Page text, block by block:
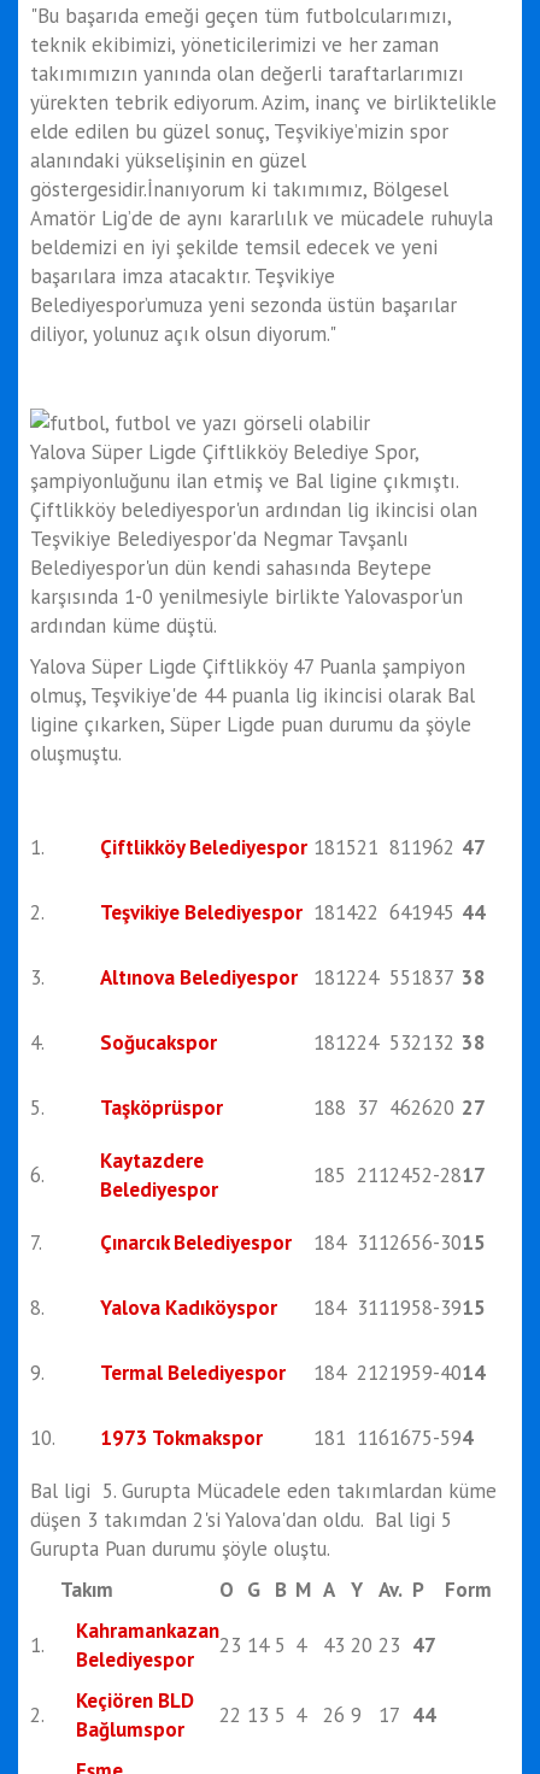
"Bu başarıda emeği geçen tüm futbolcularımızı,
teknik ekibimizi, yöneticilerimizi ve her zaman
takımımızın yanında olan değerli taraftarlarımızı
yürekten tebrik ediyorum. Azim, inanç ve birliktelikle
elde edilen bu güzel sonuç, Teşvikiye’mizin spor
alanındaki yükselişinin en güzel
göstergesidir.İnanıyorum ki takımımız, Bölgesel
Amatör Lig’de de aynı kararlılık ve mücadele ruhuyla
beldemizi en iyi şekilde temsil edecek ve yeni
başarılara imza atacaktır. Teşvikiye
Belediyespor’umuza yeni sezonda üstün başarılar
diliyor, yolunuz açık olsun diyorum."
Yalova Süper Ligde Çiftlikköy Belediye Spor,
şampiyonluğunu ilan etmiş ve Bal ligine çıkmıştı.
Çiftlikköy belediyespor'un ardından lig ikincisi olan
Teşvikiye Belediyespor'da Negmar Tavşanlı
Belediyespor'un dün kendi sahasında Beytepe
karşısında 1-0 yenilmesiyle birlikte Yalovaspor'un
ardından küme düştü.
Yalova Süper Ligde Çiftlikköy 47 Puanla şampiyon
olmuş, Teşvikiye'de 44 puanla lig ikincisi olarak Bal
ligine çıkarken, Süper Ligde puan durumu da şöyle
oluşmuştu.
1. Çiftlikköy Belediyespor 181521 811962 47
2. Teşvikiye Belediyespor 181422 641945 44
3. Altınova Belediyespor 181224 551837 38
4. Soğucakspor 181224 532132 38
5. Taşköprüspor 188 37 462620 27
6.
Kaytazdere
Belediyespor
185 2112452-2817
7. Çınarcık Belediyespor 184 3112656-3015
8. Yalova Kadıköyspor 184 3111958-3915
9. Termal Belediyespor 184 2121959-4014
10. 1973 Tokmakspor 181 1161675-594
Bal ligi 5. Gurupta Mücadele eden takımlardan küme
düşen 3 takımdan 2'si Yalova'dan oldu. Bal ligi 5
Gurupta Puan durumu şöyle oluştu.
Takım
O G B M A Y Av. P Form
1.
Kahramankazan
Belediyespor
23 14 5 4 43 20 23 47
2.
Keçiören BLD
Bağlumspor
22 13 5 4 26 9 17 44